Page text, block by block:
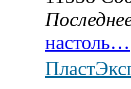
настоль…